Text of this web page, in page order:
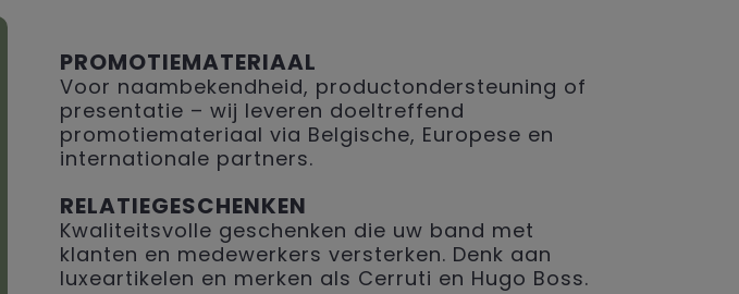
PROMOTIEMATERIAAL
Voor naambekendheid, productondersteuning of
presentatie – wij leveren doeltreffend
promotiemateriaal via Belgische, Europese en
internationale partners.
RELATIEGESCHENKEN
Kwaliteitsvolle geschenken die uw band met
klanten en medewerkers versterken. Denk aan
luxeartikelen en merken als Cerruti en Hugo Boss.